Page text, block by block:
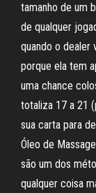
tamanho de um
de qualquer
quando o dealer
porque ela tem
uma chance
totaliza 17 a 21
sua carta para
Óleo de
são um dos
qualquer coisa